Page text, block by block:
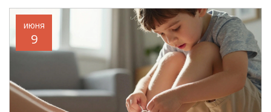
июня
9